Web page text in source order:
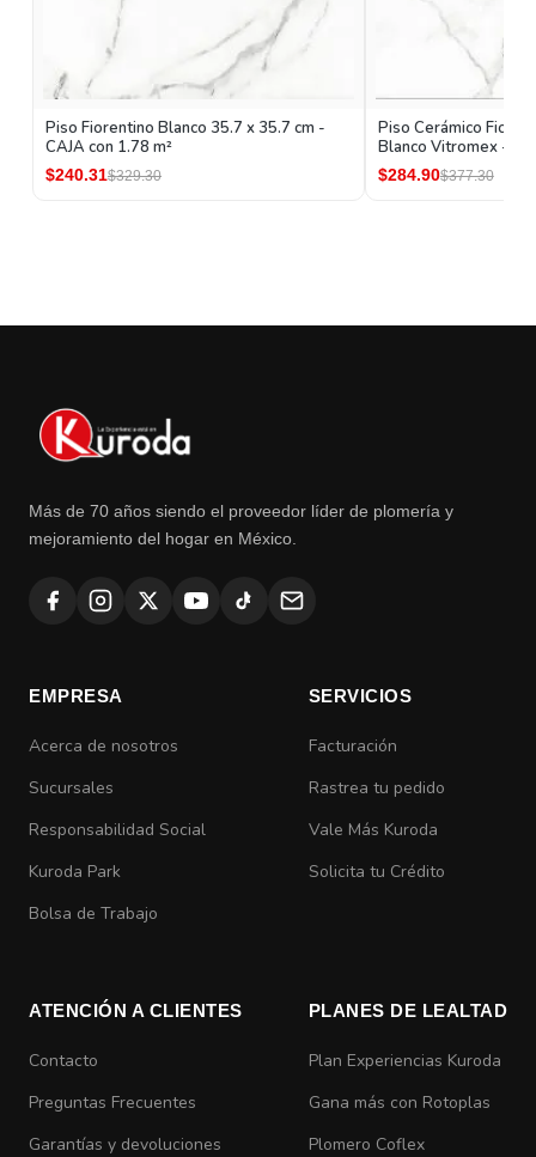
Piso Fiorentino Blanco 35.7 x 35.7 cm -
CAJA con 1.78 m²
$240.31$329.30
Piso Cerámico
Blanco Vitromex -
$284.90$377.30
Más de 70 años siendo el proveedor líder de plomería y
mejoramiento del hogar en México.
EMPRESA
Acerca de nosotros
Sucursales
Responsabilidad Social
Kuroda Park
Bolsa de Trabajo
SERVICIOS
Facturación
Rastrea tu pedido
Vale Más Kuroda
Solicita tu Crédito
ATENCIÓN A CLIENTES
Contacto
Preguntas Frecuentes
Garantías y devoluciones
PLANES DE LEALTAD
Plan Experiencias Kuroda
Gana más con Rotoplas
Plomero Coflex